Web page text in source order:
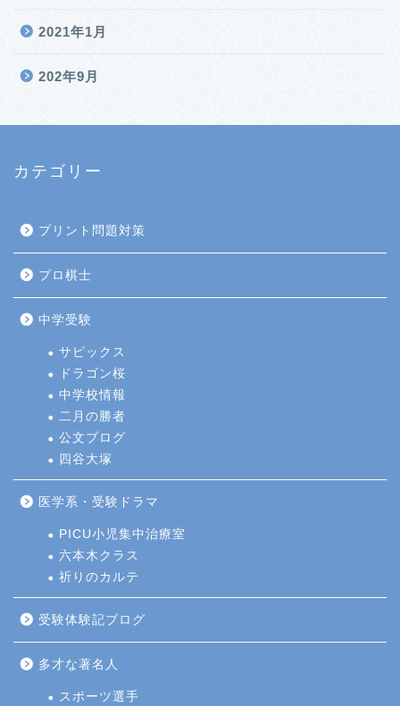
2021年1月
202年9月
カテゴリー
プリント問題対策
プロ棋士
中学受験
サピックス
ドラゴン桜
中学校情報
二月の勝者
公文ブログ
四谷大塚
医学系・受験ドラマ
PICU小児集中治療室
六本木クラス
祈りのカルテ
受験体験記ブログ
多才な著名人
スポーツ選手